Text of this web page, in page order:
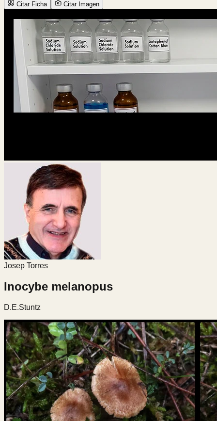
Citar Ficha Citar Imagen
Josep Torres
Inocybe melanopus
D.E.Stuntz